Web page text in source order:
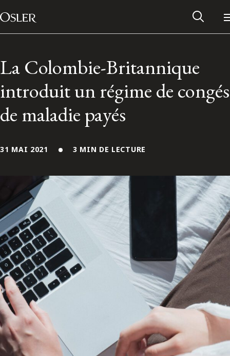
Passer au contenu
Main Navigation
Réseau des anciens d’Osler
Contactez-nous
ENGLISH
S’abonner aux articles Osler
S’abonner
La Colombie-Britannique
introduit un régime de congés
de maladie payés
31 MAI 2021 3 MIN DE LECTURE